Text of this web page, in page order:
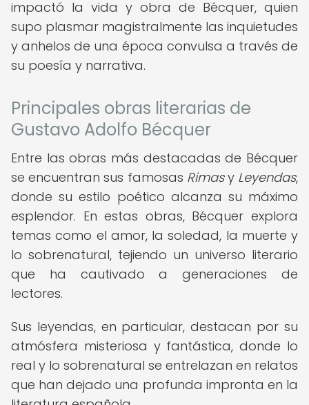
impactó la vida y obra de Bécquer, quien
supo plasmar magistralmente las inquietudes
y anhelos de una época convulsa a través de
su poesía y narrativa.
Principales obras literarias de
Gustavo Adolfo Bécquer
Entre las obras más destacadas de Bécquer
se encuentran sus famosas Rimasy Leyendas,
donde su estilo poético alcanza su máximo
esplendor. En estas obras, Bécquer explora
temas como el amor, la soledad, la muerte y
lo sobrenatural, tejiendo un universo literario
que ha cautivado a generaciones de
lectores.
Sus leyendas, en particular, destacan por su
atmósfera misteriosa y fantástica, donde lo
real y lo sobrenatural se entrelazan en relatos
que han dejado una profunda impronta en la